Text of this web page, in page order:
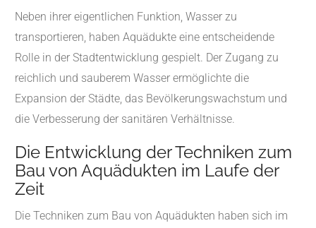
Neben ihrer eigentlichen Funktion, Wasser zu
transportieren, haben Aquädukte eine entscheidende
Rolle in der Stadtentwicklung gespielt. Der Zugang zu
reichlich und sauberem Wasser ermöglichte die
Expansion der Städte, das Bevölkerungswachstum und
die Verbesserung der sanitären Verhältnisse.
Die Entwicklung der Techniken zum
Bau von Aquädukten im Laufe der
Zeit
Die Techniken zum Bau von Aquädukten haben sich im